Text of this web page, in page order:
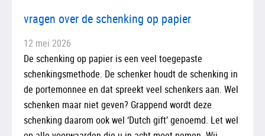
vragen over de schenking op papier
12 mei 2026
De schenking op papier is een veel toegepaste
schenkingsmethode. De schenker houdt de schenking in
de portemonnee en dat spreekt veel schenkers aan. Wel
schenken maar niet geven? Grappend wordt deze
schenking daarom ook wel ‘Dutch gift’ genoemd. Let wel